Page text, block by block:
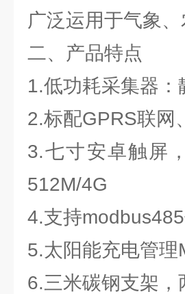
广泛运用于气象
二、产品特点
1.低功耗采集器
2.标配GPRS联网
3.七寸安卓触屏
512M/4G
4.支持
5.太阳能充电管
6.三米碳钢支架，